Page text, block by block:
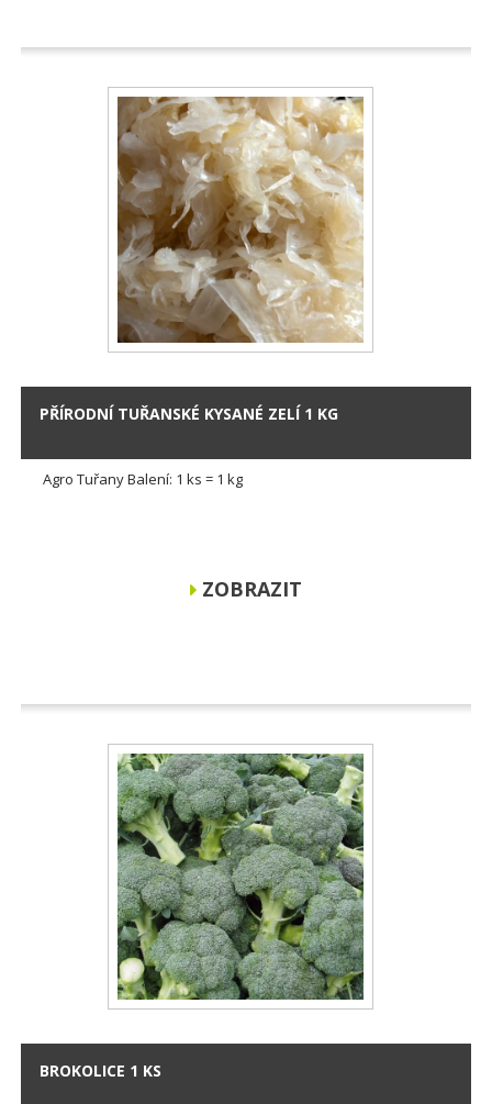
PŘÍRODNÍ TUŘANSKÉ KYSANÉ ZELÍ 1 KG
Agro Tuřany Balení: 1 ks = 1 kg
ZOBRAZIT
BROKOLICE 1 KS